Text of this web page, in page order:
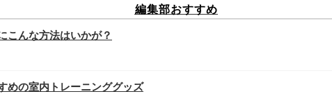
編集部おすすめ
こんな方法はいかが？
めの室内トレーニンググッズ